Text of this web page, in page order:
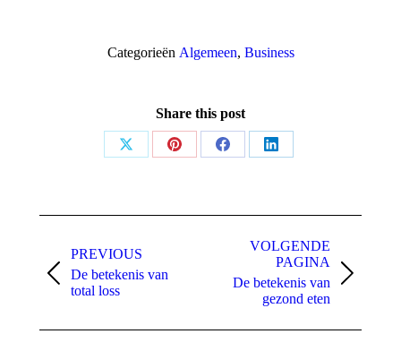
Categorieën Algemeen, Business
Share this post
Share
Share
Share
Share
navigation
PREVIOUS
Previous
post:
De betekenis van
total loss
VOLGENDE
PAGINA
Volgende
pagina
De betekenis van
gezond eten